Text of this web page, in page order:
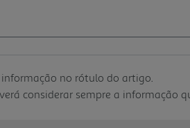
no rótulo do artigo.
considerar sempre a informação